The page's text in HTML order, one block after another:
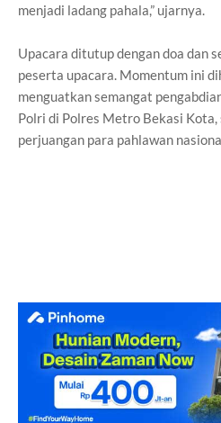
menjadi ladang pahala,” ujarnya.
Upacara ditutup dengan doa dan
peserta upacara. Momentum ini
menguatkan semangat
Polri di Polres Metro Bekasi
perjuangan para pahlawan